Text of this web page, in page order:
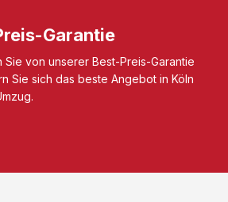
Garantie
Sie von unserer Best-Preis-Garantie
Sie sich das beste Angebot in Köln